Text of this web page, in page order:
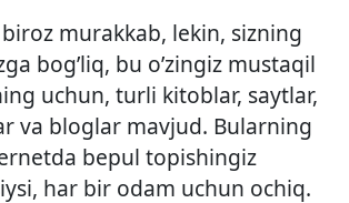
biroz murakkab, lekin, sizning
bog’liq, bu o’zingiz mustaqil
uchun, turli kitoblar, saytlar,
va bloglar mavjud. Bularning
bepul topishingiz
har bir odam uchun ochiq.